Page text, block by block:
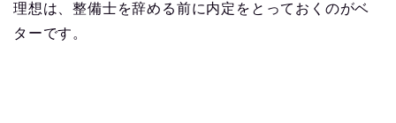
理想は、整備士を辞める前に内定をとっておくのがベ
ターです。